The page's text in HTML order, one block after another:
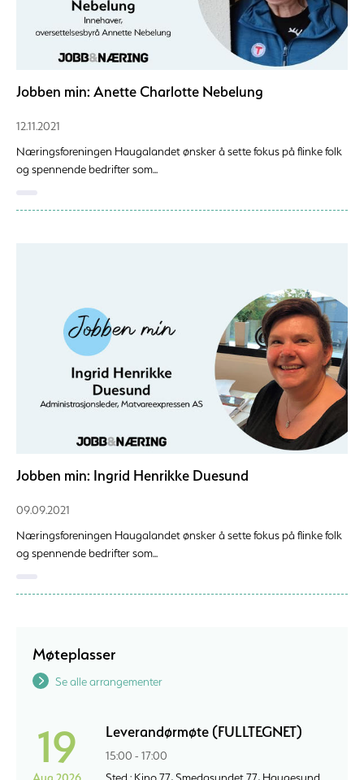
Jobben min: Anette Charlotte Nebelung
12.11.2021
Næringsforeningen Haugalandet ønsker å sette fokus på flinke folk
og spennende bedrifter som...
Jobben min: Ingrid Henrikke Duesund
09.09.2021
Næringsforeningen Haugalandet ønsker å sette fokus på flinke folk
og spennende bedrifter som...
Møteplasser
Se alle arrangementer
19 Leverandørmøte (FULLTEGNET)
15:00 - 17:00